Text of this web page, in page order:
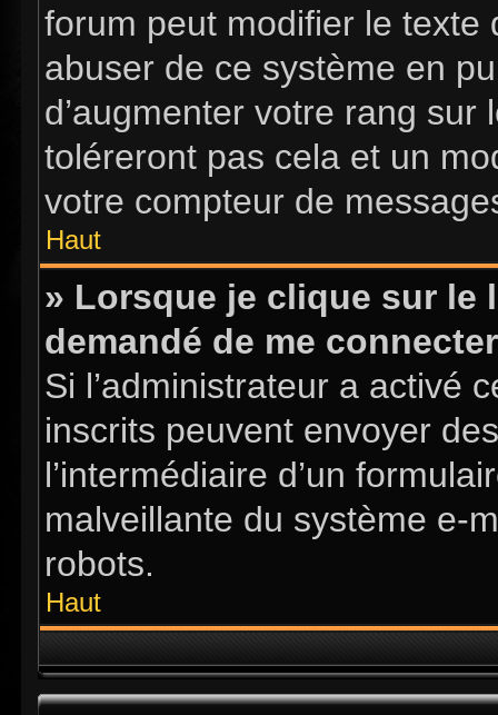
forum peut modifier le
abuser de ce système en
d’augmenter votre rang
toléreront pas cela et un
votre compteur de
Haut
» Lorsque je clique sur le
demandé de me
Si l’administrateur a activé
inscrits peuvent envoyer
l’intermédiaire d’un
malveillante du système e-
robots.
Haut